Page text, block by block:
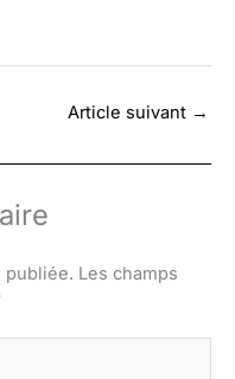
Article suivant →
publiée. Les champs